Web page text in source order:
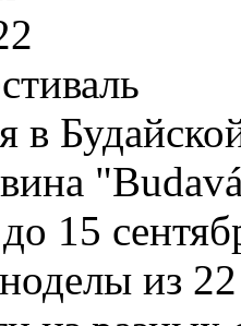
в
15
из